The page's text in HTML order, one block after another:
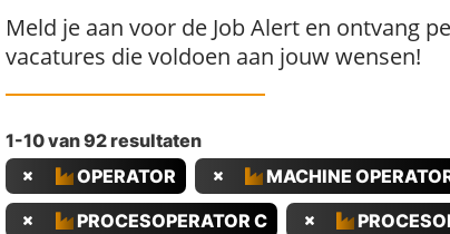
Meld je aan voor de Job Alert en ontvang
vacatures die voldoen aan jouw wensen!
1-10 van 92 resultaten
OPERATOR
MACHINE
PROCESOPERATOR C